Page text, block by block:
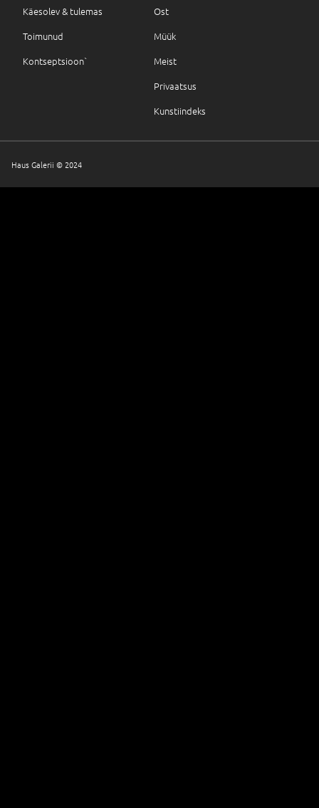
Käesolev & tulemas
Toimunud
Kontseptsioon`
Ost
Müük
Meist
Privaatsus
Kunstiindeks
Haus Galerii © 2024